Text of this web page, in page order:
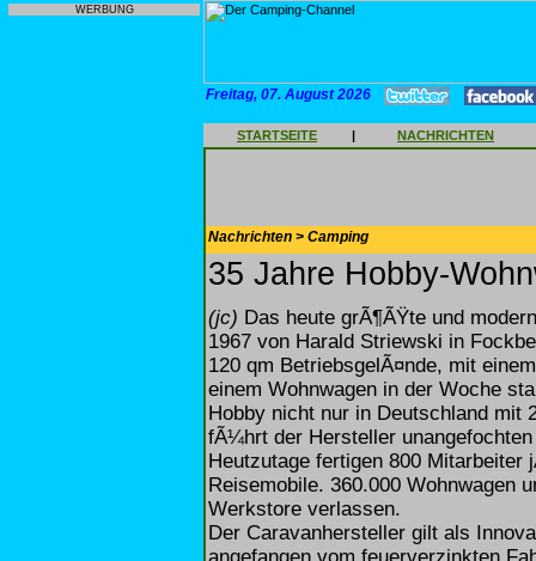
WERBUNG
Freitag, 07. August 2026
STARTSEITE | NACHRICHTEN
Nachrichten > Camping
35 Jahre Hobby-
(jc) Das heute grÃ¶ÃŸte und
1967 von Harald Striewski in
120 qm BetriebsgelÃ¤nde, mit
einem Wohnwagen in der Woche
Hobby nicht nur in Deutschland mit
fÃ¼hrt der Hersteller
Heutzutage fertigen 800 Mitarbeiter
Reisemobile. 360.000 Wohnwagen
Werkstore verlassen.
Der Caravanhersteller gilt als
angefangen vom feuerverzinkten